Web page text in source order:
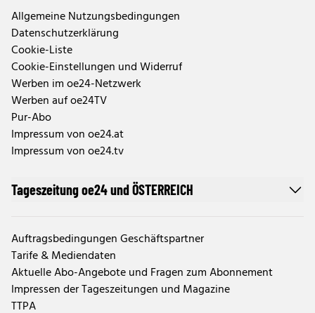
Allgemeine Nutzungsbedingungen
Datenschutzerklärung
Cookie-Liste
Cookie-Einstellungen und Widerruf
Werben im oe24-Netzwerk
Werben auf oe24TV
Pur-Abo
Impressum von oe24.at
Impressum von oe24.tv
Tageszeitung oe24 und ÖSTERREICH
Auftragsbedingungen Geschäftspartner
Tarife & Mediendaten
Aktuelle Abo-Angebote und Fragen zum Abonnement
Impressen der Tageszeitungen und Magazine
TTPA